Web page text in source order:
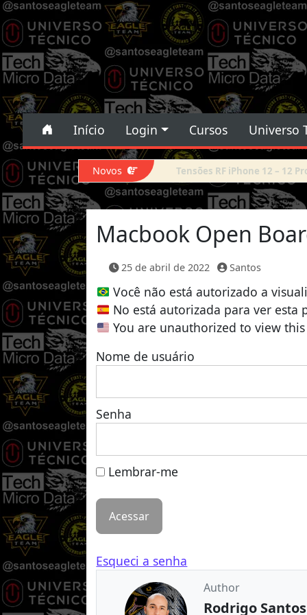
Pular para o conteúdo
Pular para o conteúdo
Navegação principal
Início Login Cursos Universo
Novos Force DFU iPhone 14 Pro Max
Macbook Open
25 de abril de 2022 Santos
Você não está autorizado a
No está autorizada para ver esta
You are unauthorized to view
Nome de usuário
Senha
Lembrar-me
Esqueci a senha
Author
Rodrigo Santos